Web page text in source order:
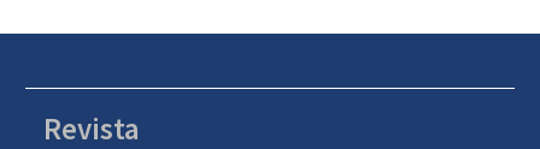
Revista